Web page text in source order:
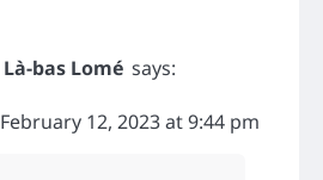
Là-bas Lomé says:
February 12, 2023 at 9:44 pm